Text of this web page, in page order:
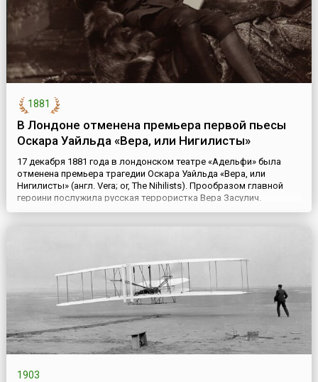
1881
В Лондоне отменена премьера первой пьесы
Оскара Уайльда «Вера, или Нигилисты»
17 декабря 1881 года в лондонском театре «Адельфи» была
отменена премьера трагедии Оскара Уайльда «Вера, или
Нигилисты» (англ. Vera; or, The Nihilists). Прообразом главной
героини послужила русская террористка Вера Засулич.
Спектакль сняли по политическим причинам. В марте 1881 года
1903